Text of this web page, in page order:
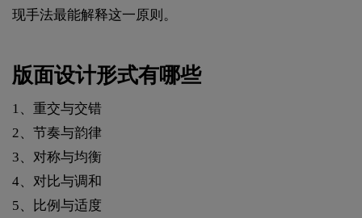
现手法最能解释这一原则。
版面设计形式有哪些
1、重交与交错
2、节奏与韵律
3、对称与均衡
4、对比与调和
5、比例与适度